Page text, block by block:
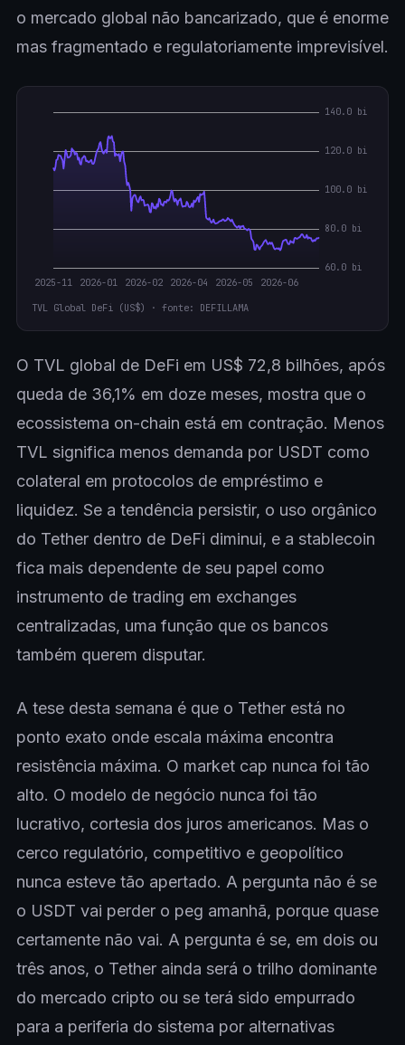
o mercado global não bancarizado, que é enorme
mas fragmentado e regulatoriamente imprevisível.
TVL Global DeFi (US$) · fonte: DEFILLAMA
O TVL global de DeFi em US$ 72,8 bilhões, após
queda de 36,1% em doze meses, mostra que o
ecossistema on-chain está em contração. Menos
TVL significa menos demanda por USDT como
colateral em protocolos de empréstimo e
liquidez. Se a tendência persistir, o uso orgânico
do Tether dentro de DeFi diminui, e a stablecoin
fica mais dependente de seu papel como
instrumento de trading em exchanges
centralizadas, uma função que os bancos
também querem disputar.
A tese desta semana é que o Tether está no
ponto exato onde escala máxima encontra
resistência máxima. O market cap nunca foi tão
alto. O modelo de negócio nunca foi tão
lucrativo, cortesia dos juros americanos. Mas o
cerco regulatório, competitivo e geopolítico
nunca esteve tão apertado. A pergunta não é se
o USDT vai perder o peg amanhã, porque quase
certamente não vai. A pergunta é se, em dois ou
três anos, o Tether ainda será o trilho dominante
do mercado cripto ou se terá sido empurrado
para a periferia do sistema por alternativas